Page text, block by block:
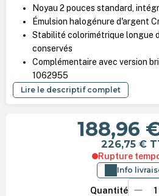
Noyau 2 pouces standard,
Émulsion halogénure d'argent
Stabilité colorimétrique longue
conservés
Complémentaire avec version
1062955
Lire le descriptif complet
188,96
226,75 €
Rupture
Info
Quantité